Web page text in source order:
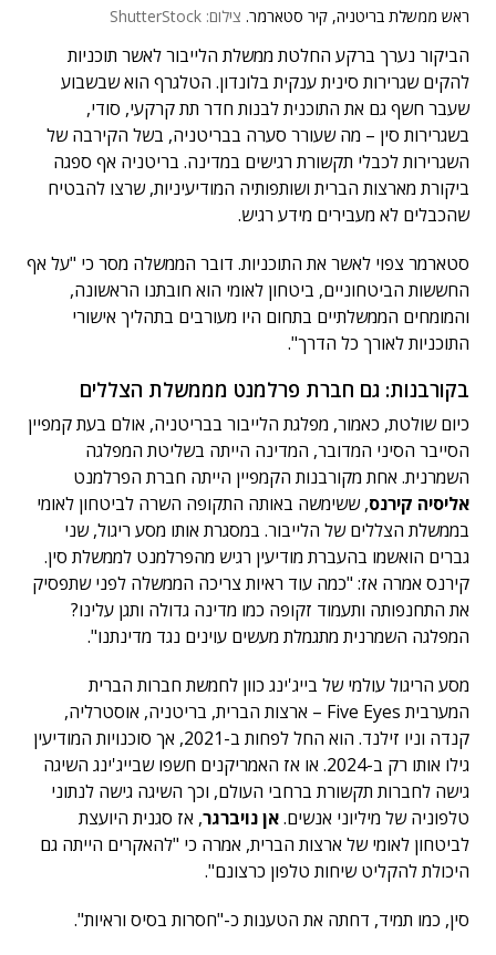
ראש ממשלת בריטניה, קיר סטארמר. צילום: ShutterStock
הביקור נערך ברקע החלטת ממשלת הלייבור לאשר תוכניות
להקים שגרירות סינית ענקית בלונדון. הטלגרף הוא שבשבוע
שעבר חשף גם את התוכנית לבנות חדר תת קרקעי, סודי,
בשגרירות סין – מה שעורר סערה בבריטניה, בשל הקירבה של
השגרירות לכבלי תקשורת רגישים במדינה. בריטניה אף ספגה
ביקורת מארצות הברית ושותפותיה המודיעיניות, שרצו להבטיח
שהכבלים לא מעבירים מידע רגיש.
סטארמר צפוי לאשר את התוכניות. דובר הממשלה מסר כי "על אף
החששות הביטחוניים, ביטחון לאומי הוא חובתנו הראשונה,
והמומחים הממשלתיים בתחום היו מעורבים בתהליך אישורי
התוכניות לאורך כל הדרך".
בקורבנות: גם חברת פרלמנט מממשלת הצללים
כיום שולטת, כאמור, מפלגת הלייבור בבריטניה, אולם בעת קמפיין
הסייבר הסיני המדובר, המדינה הייתה בשליטת המפלגה
השמרנית. אחת מקורבנות הקמפיין הייתה חברת הפרלמנט
אליסיה קירנס, ששימשה באותה התקופה השרה לביטחון לאומי
בממשלת הצללים של הלייבור. במסגרת אותו מסע ריגול, שני
גברים הואשמו בהעברת מודיעין רגיש מהפרלמנט לממשלת סין.
קירנס אמרה אז: "כמה עוד ראיות צריכה הממשלה לפני שתפסיק
את התחנפותה ותעמוד זקופה כמו מדינה גדולה ותגן עלינו?
המפלגה השמרנית מתגמלת מעשים עוינים נגד מדינתנו".
מסע הריגול עולמי של בייג'ינג כוון לחמשת חברות הברית
המערבית Five Eyes – ארצות הברית, בריטניה, אוסטרליה,
קנדה וניו זילנד. הוא החל לפחות ב-2021, אך סוכנויות המודיעין
גילו אותו רק ב-2024. או אז האמריקנים חשפו שבייג'ינג השיגה
גישה לחברות תקשורת ברחבי העולם, וכך השיגה גישה לנתוני
טלפוניה של מיליוני אנשים.אן נויברגר, אז סגנית היועצת
לביטחון לאומי של ארצות הברית, אמרה כי "להאקרים הייתה גם
היכולת להקליט שיחות טלפון כרצונם".
סין, כמו תמיד, דחתה את הטענות כ-"חסרות בסיס וראיות".